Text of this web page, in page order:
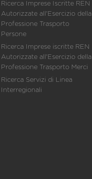
Ricerca Imprese Iscritte REN
Autorizzate all'Esercizio della
Professione Trasporto
Persone
Ricerca Imprese iscritte REN
Autorizzate all'Esercizio della
Professione Trasporto Merci
Ricerca Servizi di Linea
Interregionali